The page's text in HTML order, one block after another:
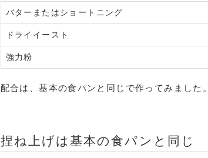
バターまたはショートニング
ドライイースト
強力粉
配合は、基本の食パンと同じで作ってみました。
捏ね上げは基本の食パンと同じ